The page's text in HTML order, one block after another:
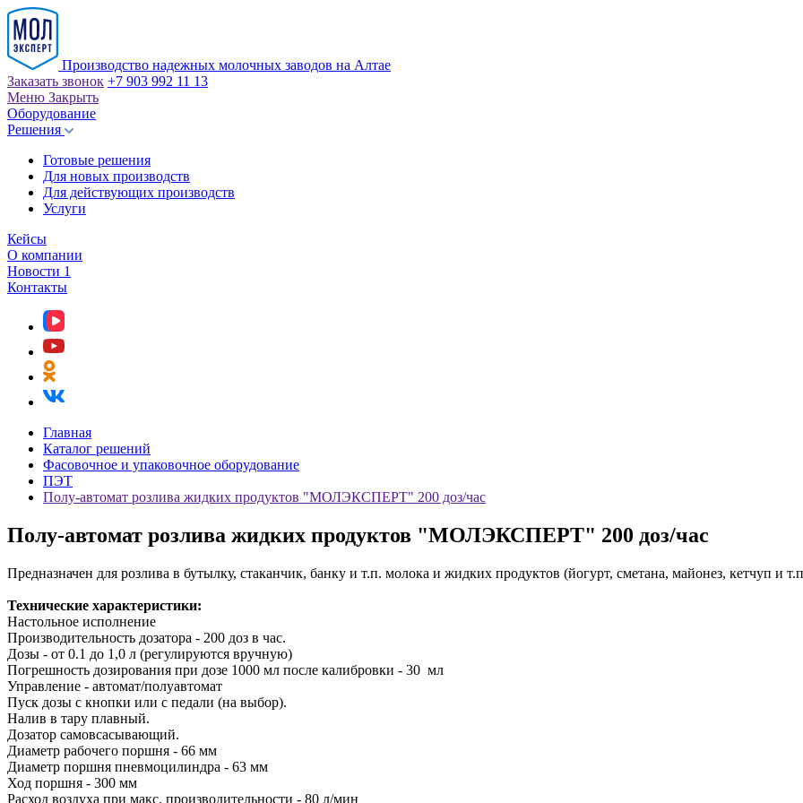
Производство надежных молочных заводов на Алтае
Заказать звонок +7 903 992 11 13
Меню Закрыть
Оборудование
Решения
Готовые решения
Для новых производств
Для действующих производств
Услуги
Кейсы
О компании
Новости 1
Контакты
Главная
Каталог решений
Фасовочное и упаковочное оборудование
ПЭТ
Полу-автомат розлива жидких продуктов "МОЛЭКСПЕРТ" 200 доз/час
Полу-автомат розлива жидких продуктов "МОЛЭКСПЕРТ" 200 доз/час
Предназначен для розлива в бутылку, стаканчик, банку и т.п. молока и жидких продуктов (йогурт, сметана, майонез, кетчуп и
Технические характеристики:
Настольное исполнение
Производительность дозатора - 200 доз в час.
Дозы - от 0.1 до 1,0 л (регулируются вручную)
Погрешность дозирования при дозе 1000 мл после калибровки - 30 мл
Управление - автомат/полуавтомат
Пуск дозы с кнопки или с педали (на выбор).
Налив в тару плавный.
Дозатор самовсасывающий.
Диаметр рабочего поршня - 66 мм
Диаметр поршня пневмоцилиндра - 63 мм
Ход поршня - 300 мм
Расход воздуха при макс. производительности - 80 л/мин